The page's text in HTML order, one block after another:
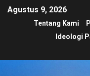
Agustus 9, 2026
Tentang Kami
Ideologi